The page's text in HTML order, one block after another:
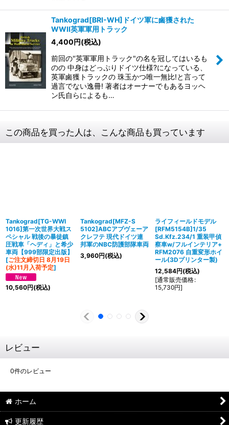
Tankograd[BRI-WH]ドイツ軍に鹵獲された
WWII英軍軍用トラック
4,400円(税込)
前回の"英軍軍用トラック"の名を冠してはいるも
のの 中身はどっぷりドイツ仕様?になっている、
英軍鹵獲トラックの 珠玉かつ唯一無比!と言って
過言でない逸冊! 著者はオーナーでもあるヨッヘ
ン氏自らによるも…
この商品を買った人は、こんな商品も買っています
Tankograd[TG-WWI
1016]第一次世界大戦ス
ペシャル 戦後の暴徒鎮
圧戦車「ヘディ」と希少
車両【999部限定出版】
[ご注文締切日 8月19日
(水)11月入荷予定]
10,560円(税込)
Tankograd[MFZ-S
5102]ABCアプヴェーア
クレフテ 現代ドイツ連
邦軍のNBC防護部隊車両
3,960円(税込)
ライフィールドモデル
[RFM5154B]1/35
Sd.Kfz.234/1 重装甲偵
察車w/フルインテリア+
RFM2076 自重変形ホイ
ール(3Dプリンター製)
12,584円(税込)
[通常販売価格:
15,730円]
レビュー
0件のレビュー
ホーム
更新履歴